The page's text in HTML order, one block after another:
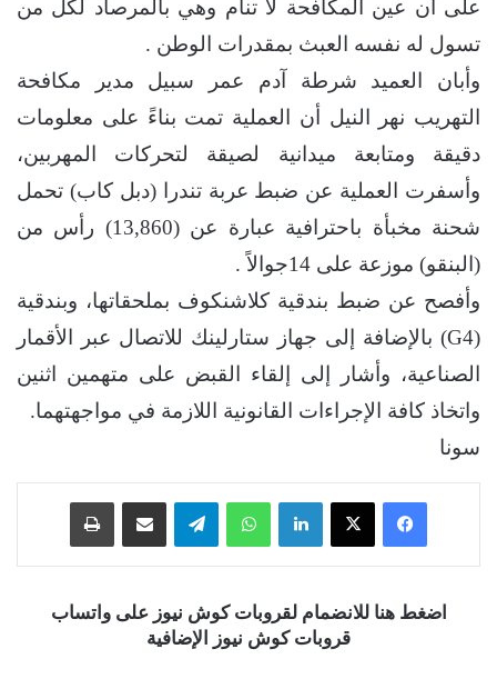
على أن عين المكافحة لا تنام وهي بالمرصاد لكل من
تسول له نفسه العبث بمقدرات الوطن .
​وأبان ​العميد شرطة آدم عمر سبيل مدير مكافحة
التهريب نهر النيل أن العملية تمت بناءً على معلومات
دقيقة ومتابعة ميدانية لصيقة لتحركات المهربين،
وأسفرت العملية عن ضبط عربة تندرا (دبل كاب) تحمل
شحنة مخبأة باحترافية عبارة عن (13,860) رأس من
(البنقو) موزعة على 14جوالاً .
​وأفصح عن ضبط بندقية كلاشنكوف بملحقاتها، وبندقية
(G4) بالإضافة إلى جهاز ستارلينك للاتصال عبر الأقمار
الصناعية، ​وأشار إلى إلقاء القبض على متهمين اثنين
واتخاذ كافة الإجراءات القانونية اللازمة في مواجهتهما.
سونا
فيسبوك ‫X لينكدإن واتساب تيلقرام
اضغط هنا للانضمام لقروبات كوش نيوز على واتساب
قروبات كوش نيوز الإضافية